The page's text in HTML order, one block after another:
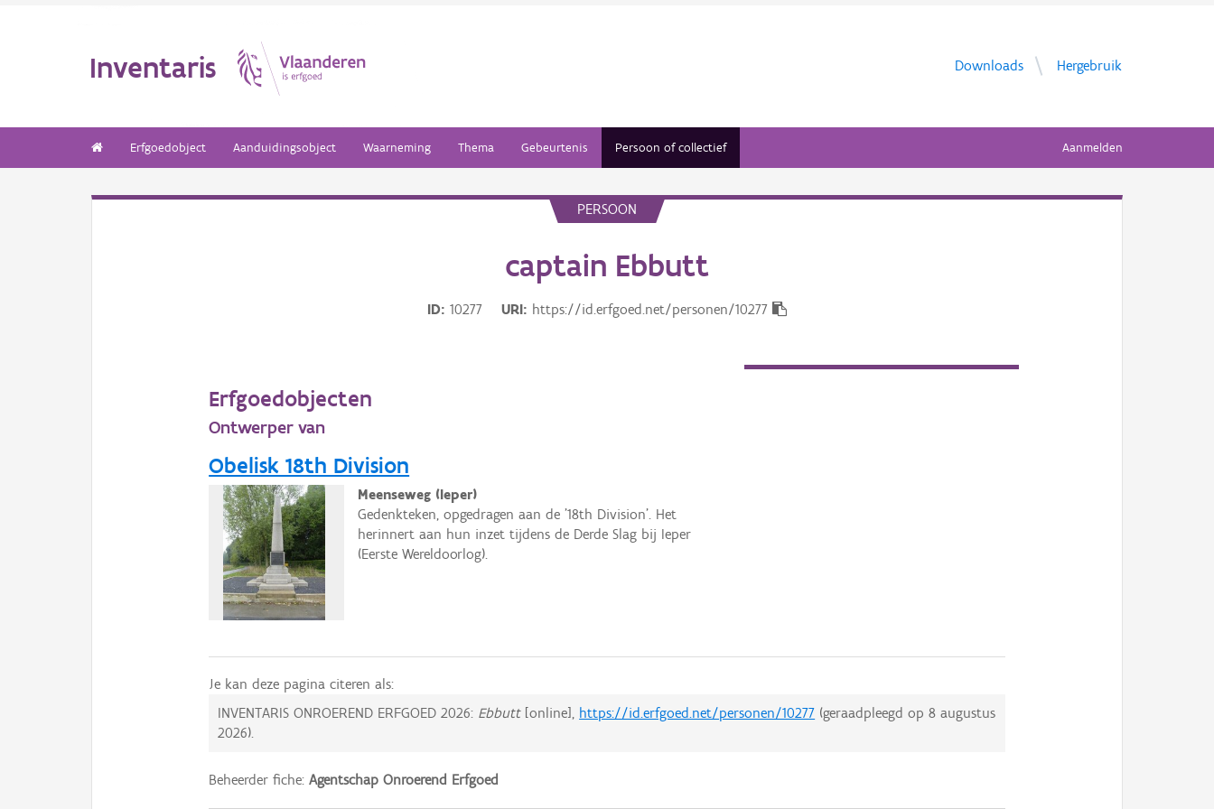
Inventaris Downloads Hergebruik
Erfgoedobject Aanduidingsobject Waarneming Thema Gebeurtenis Persoon of collectief Aanmelden
PERSOON
captain Ebbutt
ID 10277 URI https://id.erfgoed.net/personen/10277
Erfgoedobjecten
Ontwerper van
Obelisk 18th Division
Meenseweg (Ieper)
Gedenkteken, opgedragen aan de '18th Division'. Het
herinnert aan hun inzet tijdens de Derde Slag bij Ieper
(Eerste Wereldoorlog).
Je kan deze pagina citeren als:
INVENTARIS ONROEREND ERFGOED 2026: Ebbutt[online], https://id.erfgoed.net/personen/10277 (geraadpleegd op8 augustus
2026).
Beheerder fiche:Agentschap Onroerend Erfgoed